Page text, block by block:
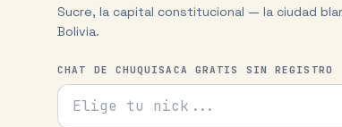
Sucre, la capital constitucional — la ciudad
Bolivia.
CHAT DE CHUQUISACA GRATIS SIN REGISTRO
Tu nick para el chat